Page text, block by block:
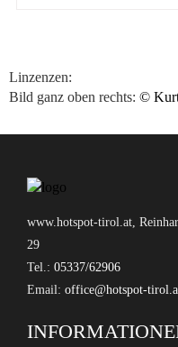
Linzenzen:
Bild ganz oben rechts: ©
www.hotspot-tirol.at,
29
Tel.: 05337/62906
Email: